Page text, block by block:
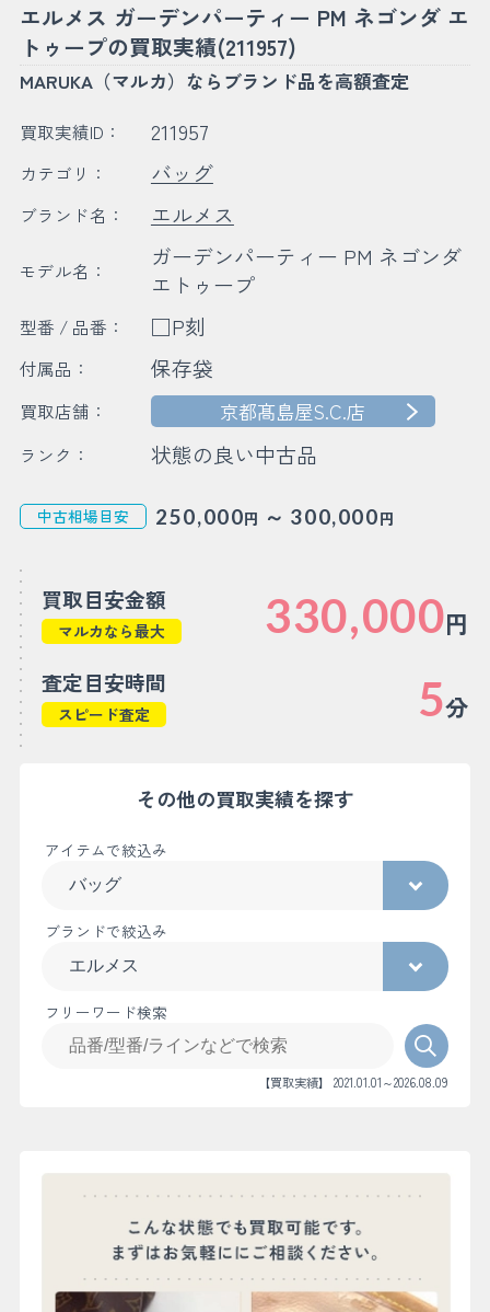
エルメス ガーデンパーティー PM ネゴンダ エ
トゥープの買取実績(211957)
MARUKA（マルカ）ならブランド品を高額査定
買取実績ID： 211957
カテゴリ： バッグ
ブランド名： エルメス
モデル名：
ガーデンパーティー PM ネゴンダ
エトゥープ
型番 / 品番： □P刻
付属品： 保存袋
買取店舗： 京都髙島屋S.C.店
ランク： 状態の良い中古品
中古相場目安 250,000円 ～ 300,000円
買取目安金額
マルカなら最大 330,000円
査定目安時間
スピード査定 5分
その他の買取実績を探す
アイテムで絞込み
ブランドで絞込み
フリーワード検索
【買取実績】 2021.01.01～2026.08.09